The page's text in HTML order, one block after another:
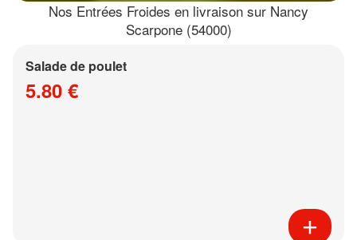
Nos Entrées Froides en livraison sur Nancy
Scarpone (54000)
Salade de poulet
5.80 €